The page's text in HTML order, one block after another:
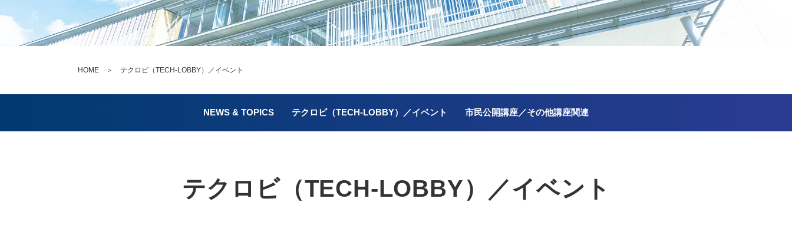
HOME ＞ テクロビ（TECH-LOBBY）／イベント
NEWS & TOPICS テクロビ（TECH-LOBBY）／イベント 市民公開講座／その他講座関連
テクロビ（TECH-LOBBY）／イベント